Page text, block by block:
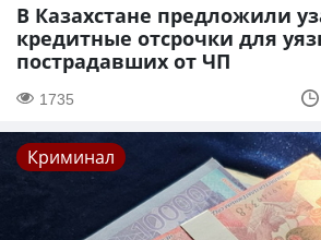
В Казахстане предложили
кредитные отсрочки для
пострадавших от ЧП
1735
Криминал